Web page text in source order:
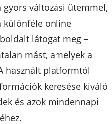
gyors változási ütemmel,
különféle online
látogat meg –
mást, amelyek a
használt platformtól
keresése kiváló
és azok mindennapi